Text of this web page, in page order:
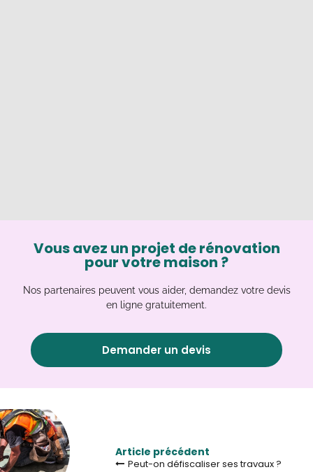
Vous avez un projet de rénovation
pour votre maison ?
Nos partenaires peuvent vous aider, demandez votre devis
en ligne gratuitement.
Demander un devis
Article précédent
Peut-on défiscaliser ses travaux ?